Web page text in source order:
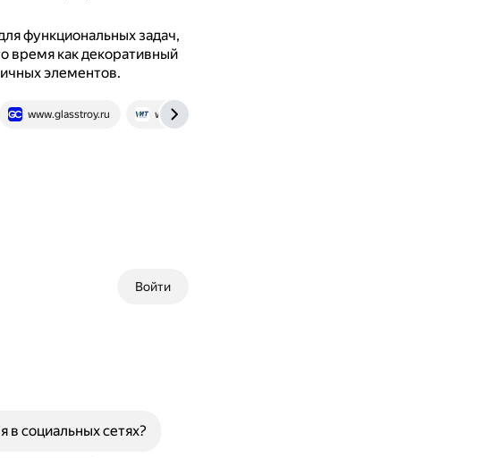
функциональных задач,
время как декоративный
элементов.
www.glasstroy.ru www.machining-custom.com
Войти
в социальных сетях?